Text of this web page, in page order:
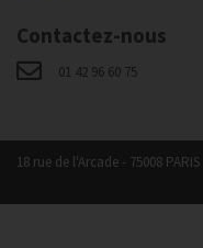
Contactez-nous
01 42 96 60 75
18 rue de l'Arcade - 75008 PARIS